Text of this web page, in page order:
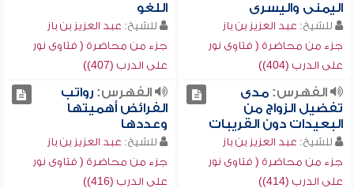
اليمنى واليسرى
للشيخ: عبد العزيز بن باز
جزء من محاضرة ( فتاوى نور
على الدرب (404))
اللغو
للشيخ: عبد العزيز بن باز
جزء من محاضرة ( فتاوى نور
على الدرب (407))
الفهرس:مدى
تفضيل الزواج من
البعيدات دون القريبات
للشيخ: عبد العزيز بن باز
جزء من محاضرة ( فتاوى نور
على الدرب (414))
الفهرس:رواتب
الفرائض أهميتها
وعددها
للشيخ: عبد العزيز بن باز
جزء من محاضرة ( فتاوى نور
على الدرب (416))